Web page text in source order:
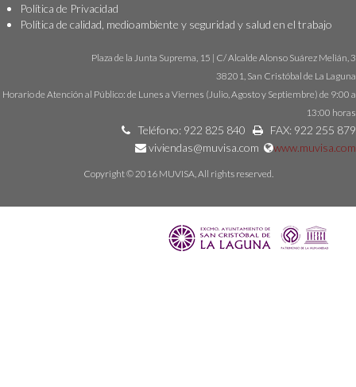
Política de Privacidad
Política de calidad, medioambiente y seguridad y salud en el trabajo
Plaza de la Junta Suprema, 15 | C/ Alcalde Alonso Suárez Melián, 3
38201, San Cristóbal de La Laguna
Horario de Atención al Público: de Lunes a Viernes (Julio, Agosto y Septiembre) de 9:00 a
13:00 horas
Teléfono: 922 825 840
FAX: 922 255 879
viviendas@muvisa.com
www.muvisa.com
Copyright © 2016 MUVISA, All rights reserved.